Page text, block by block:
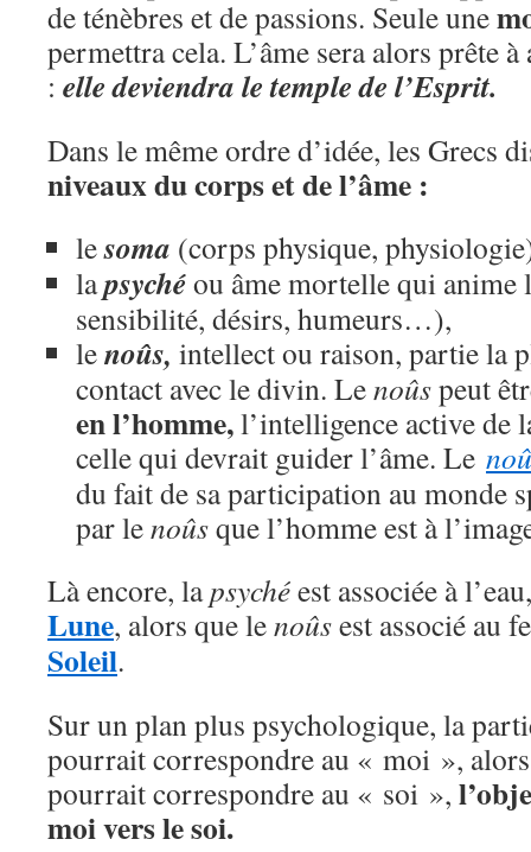
de ténèbres et de passions. Seule une
permettra cela. L’âme sera alors prête
: elle deviendra le temple de l’Esprit.
Dans le même ordre d’idée, les Grecs
niveaux du corps et de l’âme :
lesoma (corps physique,
lapsychéou âme mortelle qui anime
sensibilité, désirs, humeurs…),
lenoûs, intellect ou raison, partie la
contact avec le divin. Lenoûspeut
en l’homme,l’intelligence active de
celle qui devrait guider l’âme. Le
du fait de sa participation au monde
par lenoûsque l’homme est à
Là encore, lapsychéest associée à
Lune, alors que lenoûsest associé au
Soleil.
Sur un plan plus psychologique, la
pourrait correspondre au « moi »,
pourrait correspondre au « soi »,
moi vers le soi.